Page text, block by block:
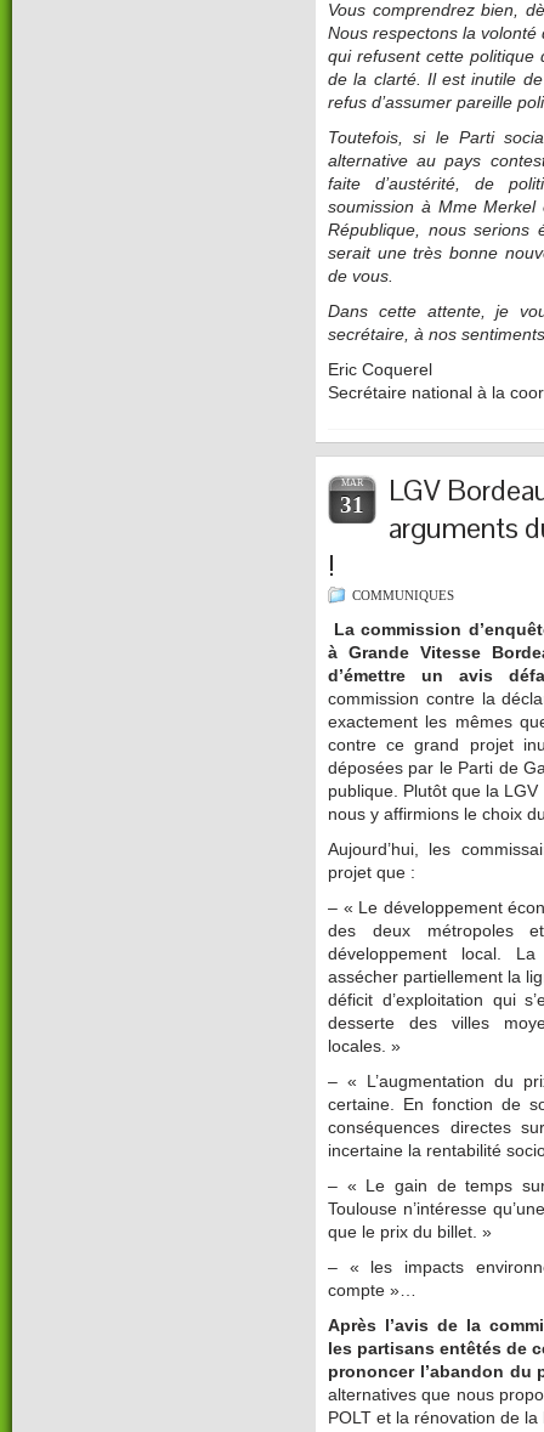
Vous comprendrez bien,
Nous respectons la
qui refusent cette politique
de la clarté. Il est inutile
refus d’assumer pareille
Toutefois, si le Parti
alternative au pays
faite d’austérité, de
soumission à Mme
République, nous serions
serait une très bonne
de vous.
Dans cette attente, je
secrétaire, à nos
Eric Coquerel
Secrétaire national à la
MAR
31
LGV
arguments
!
COMMUNIQUES
La commission
à Grande Vitesse
d’émettre un avis
commission contre la
exactement les mêmes
contre ce grand projet
déposées par le Parti de
publique. Plutôt que la
nous y affirmions le choix
Aujourd’hui, les
projet que :
– « Le développement
des deux métropoles
développement local.
assécher partiellement la
déficit d’exploitation qui
desserte des villes
locales. »
– « L’augmentation du
certaine. En fonction de
conséquences directes
incertaine la rentabilité
– « Le gain de temps
Toulouse n’intéresse
que le prix du billet. »
– « les impacts
compte »…
Après l’avis de la
les partisans entêtés de
prononcer l’abandon du
alternatives que nous
POLT et la rénovation de